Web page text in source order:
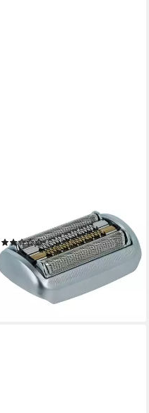
Ersatzscherkopf passend für
Braun Series 9, Pro Rasierer
(2)
32,99 €
lieferbar - in 2-3 Werktagen bei dir